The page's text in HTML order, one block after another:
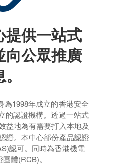
提供一站式
向公眾推廣
為1998年成立的香港安全
的認證機構。透過一站式
益地為有需要打入本地及
證。本中心部份產品認證
認可。同時為香港機電
體(RCB)。